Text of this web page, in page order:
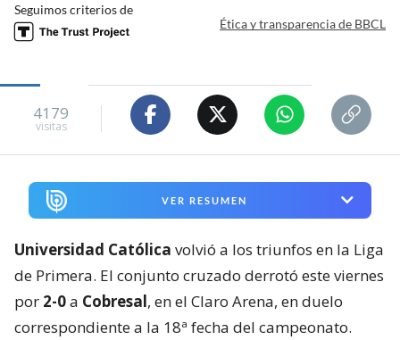
Seguimos criterios de
Ética y transparencia de BBCL
4179
visitas
VER RESUMEN
Universidad Católica volvió a los triunfos en la Liga
de Primera. El conjunto cruzado derrotó este viernes
por 2-0a Cobresal, en el Claro Arena, en duelo
correspondiente a la 18ª fecha del campeonato.